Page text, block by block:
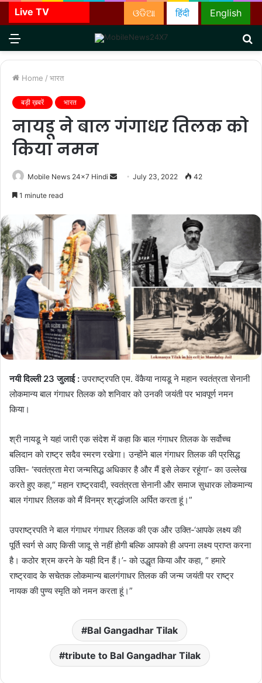
Live TV English
हिंदी
ଓଡିଆ
Menu
Home / भारत
बड़ी ख़बरें भारत
नायडू ने बाल गंगाधर तिलक को
किया नमन
Mobile News 24x7 Hindi
SendJuly 23, 2022 42
1 minute read
नयी दिल्ली 23 जुलाई :उपराष्ट्रपति एम. वेंकैया नायडू ने महान स्वतंत्रता सेनानी
लोकमान्य बाल गंगाधर तिलक को शनिवार को उनकी जयंती पर भावपूर्ण नमन
किया।
श्री नायडू ने यहां जारी एक संदेश में कहा कि बाल गंगाधर तिलक के सर्वोच्च
बलिदान को राष्ट्र सदैव स्मरण रखेगा। उन्होंने बाल गंगाधर तिलक की प्रसिद्ध
उक्ति- ‘स्वतंत्रता मेरा जन्मसिद्ध अधिकार है और मैं इसे लेकर रहूंगा’- का उल्लेख
करते हुए कहा,“ महान राष्ट्रवादी, स्वतंत्रता सेनानी और समाज सुधारक लोकमान्य
बाल गंगाधर तिलक को मैं विनम्र श्रद्धांजलि अर्पित करता हूं।”
उपराष्ट्रपति ने बाल गंगाधर गंगाधर तिलक की एक और उक्ति-‘आपके लक्ष्य की
पूर्ति स्वर्ग से आए किसी जादू से नहीं होगी बल्कि आपको ही अपना लक्ष्य प्राप्त करना
है। कठोर श्रम करने के यही दिन हैं।’- को उद्धृत किया और कहा, ” हमारे
राष्ट्रवाद के सचेतक लोकमान्य बालगंगाधर तिलक की जन्म जयंती पर राष्ट्र
नायक की पुण्य स्मृति को नमन करता हूं।”
Bal Gangadhar Tilak
tribute to Bal Gangadhar Tilak